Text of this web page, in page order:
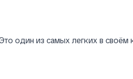
один из самых легких в своём